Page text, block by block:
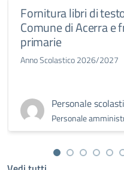
Fornitura libri di
Comune di Acerra
primarie
Anno Scolastico 2026/2027
Personale
Personale